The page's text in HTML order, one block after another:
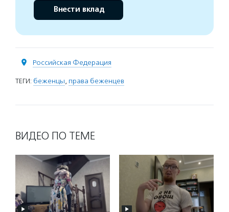
Внести вклад
Российская Федерация
ТЕГИ: беженцы, права беженцев
ВИДЕО ПО ТЕМЕ